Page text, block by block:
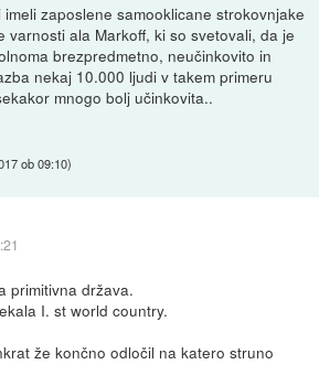
zaposlene samooklicane strokovnjake
varnosti ala Markoff, ki so svetovali, da je
brezpredmetno, neučinkovito in
nekaj 10.000 ljudi v takem primeru
mnogo bolj učinkovita..
ob 09:10)
primitivna država.
I. st world country.
že končno odločil na katero struno